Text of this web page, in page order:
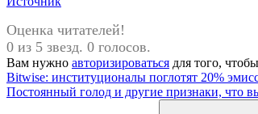
Оценка читателей!
0 из 5 звезд. 0 голосов.
Вам нужно авторизироваться для того,
Навигация
по
Предыдущая
запись:
Bitwise: институционалы поглотят 20%
Следующая
Постоянный голод и другие признаки, что